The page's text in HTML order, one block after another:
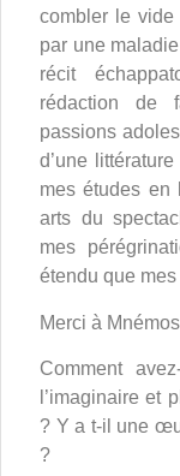
combler le
par une
récit
rédaction de
passions
d’une
mes études en
arts du
mes
étendu que
Merci à
Comment
l’imaginaire et
? Y a t-il une
?